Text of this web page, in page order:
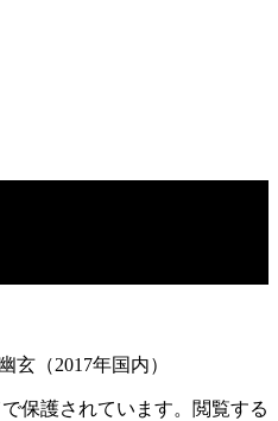
玄（2017年国内）
保護されています。閲覧する